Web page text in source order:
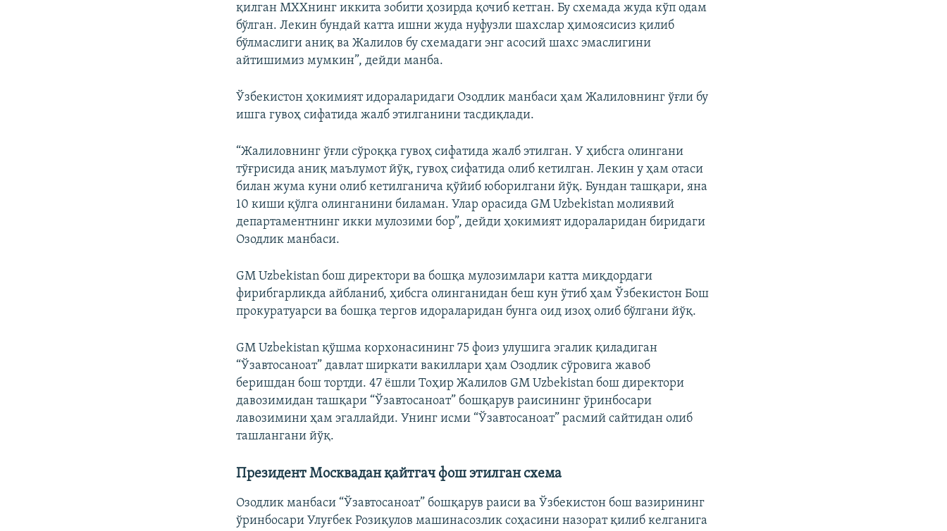
қилган МХХнинг иккита зобити ҳозирда қочиб кетган. Бу схемада жуда кўп одам
бўлган. Лекин бундай катта ишни жуда нуфузли шахслар ҳимоясисиз қилиб
бўлмаслиги аниқ ва Жалилов бу схемадаги энг асосий шахс эмаслигини
айтишимиз мумкин”, дейди манба.
Ўзбекистон ҳокимият идораларидаги Озодлик манбаси ҳам Жалиловнинг ўғли бу
ишга гувоҳ сифатида жалб этилганини тасдиқлади.
“Жалиловнинг ўғли сўроққа гувоҳ сифатида жалб этилган. У ҳибсга олингани
тўғрисида аниқ маълумот йўқ, гувоҳ сифатида олиб кетилган. Лекин у ҳам отаси
билан жума куни олиб кетилганича қўйиб юборилгани йўқ. Бундан ташқари, яна
10 киши қўлга олинганини биламан. Улар орасида GM Uzbekistan молиявий
департаментнинг икки мулозими бор”, дейди ҳокимият идораларидан биридаги
Озодлик манбаси.
GM Uzbekistan бош директори ва бошқа мулозимлари катта миқдордаги
фирибгарликда айбланиб, ҳибсга олинганидан беш кун ўтиб ҳам Ўзбекистон Бош
прокуратуарси ва бошқа тергов идораларидан бунга оид изоҳ олиб бўлгани йўқ.
GM Uzbekistan қўшма корхонасининг 75 фоиз улушига эгалик қиладиган
“Ўзавтосаноат” давлат ширкати вакиллари ҳам Озодлик сўровига жавоб
беришдан бош тортди. 47 ёшли Тоҳир Жалилов GM Uzbekistan бош директори
давозимидан ташқари “Ўзавтосаноат” бошқарув раисининг ўринбосари
лавозимини ҳам эгаллайди. Унинг исми “Ўзавтосаноат” расмий сайтидан олиб
ташлангани йўқ.
Президент Москвадан қайтгач фош этилган схема
Озодлик манбаси “Ўзавтосаноат” бошқарув раиси ва Ўзбекистон бош вазирининг
ўринбосари Улуғбек Розиқулов машинасозлик соҳасини назорат қилиб келганига